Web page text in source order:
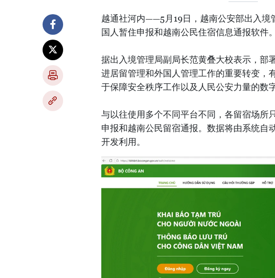
越通社河内——5月19日，越南公安部出入境
国人暂住申报和越南公民住宿信息通报软件。
据出入境管理局副局长范黄叠大校表示，部
进居留管理和外国人管理工作的重要转变，
于保障安全秩序工作以及人民公安力量的数
与以往使用多个不同平台不同，各留宿场所
申报和越南公民留宿通报。数据将由系统自
开发利用。